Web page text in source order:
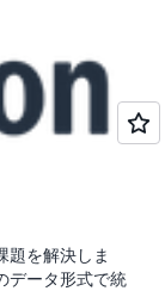
題を解決しま
データ形式で統